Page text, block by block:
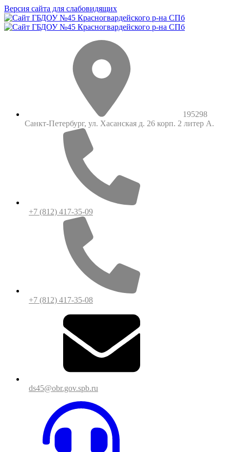
Версия сайта для слабовидящих
195298
Санкт-Петербург, ул. Хасанская д. 26 корп. 2 литер А.
+7 (812) 417-35-09
+7 (812) 417-35-08
ds45@obr.gov.spb.ru